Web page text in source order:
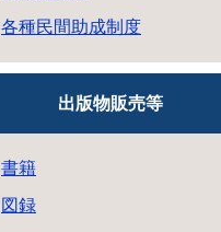
各種民間助成制度
出版物販売等
書籍
図録